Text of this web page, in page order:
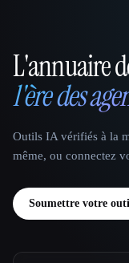
That AI
L'annuaire
l'ère des
Outils IA vérifiés à la
même, ou connectez
Soumettre votre